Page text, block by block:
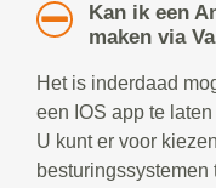
Kan ik een
maken via
Het is inderdaad
een IOS app te
U kunt er voor
besturingssystemen